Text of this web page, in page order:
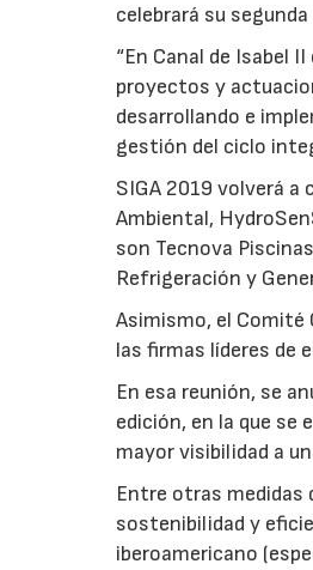
celebrará su
“En Canal de Isabel
proyectos y
desarrollando e
gestión del ciclo
SIGA 2019 volverá
Ambiental,
son Tecnova
Refrigeración y
Asimismo, el Comité
las firmas líderes de
En esa reunión, se
edición, en la que se
mayor visibilidad a
Entre otras medidas
sostenibilidad y
iberoamericano